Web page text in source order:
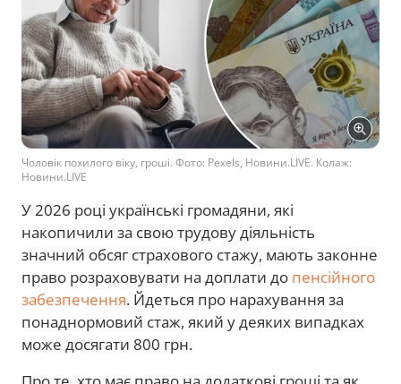
Чоловік похилого віку, гроші. Фото: Pexels, Новини.LIVE. Колаж:
Новини.LIVE
У 2026 році українські громадяни, які
накопичили за свою трудову діяльність
значний обсяг страхового стажу, мають законне
право розраховувати на доплати до пенсійного
забезпечення. Йдеться про нарахування за
понаднормовий стаж, який у деяких випадках
може досягати 800 грн.